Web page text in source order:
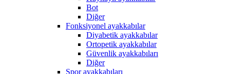
Bot
Diğer
Fonksiyonel ayakkabılar
Diyabetik ayakkabılar
Ortopetik ayakkabılar
Güvenlik ayakkabıları
Diğer
Spor ayakkabıları